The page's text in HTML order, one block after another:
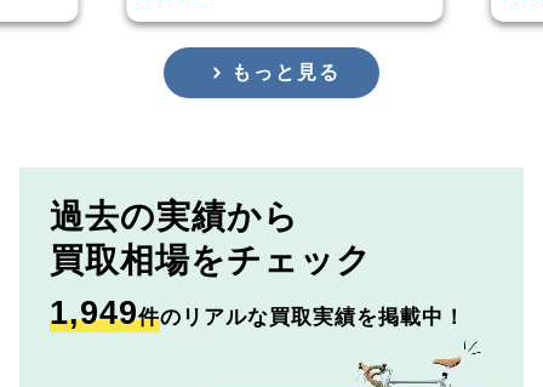
もっと見る
過去の実績から
買取相場をチェック
1,949件のリアルな買取実績を掲載中！